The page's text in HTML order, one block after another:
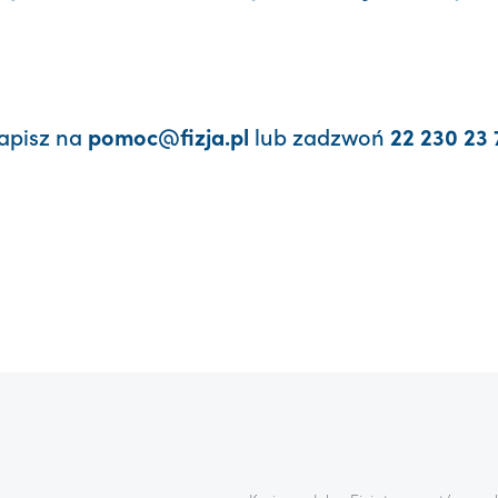
na pomoc@fizja.pl lub zadzwoń 22 230 23